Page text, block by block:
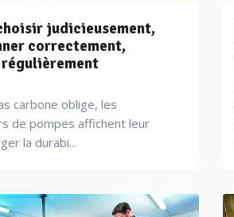
judicieusement,
correctement,
carbone oblige, les
de pompes affichent leur
la durabi...